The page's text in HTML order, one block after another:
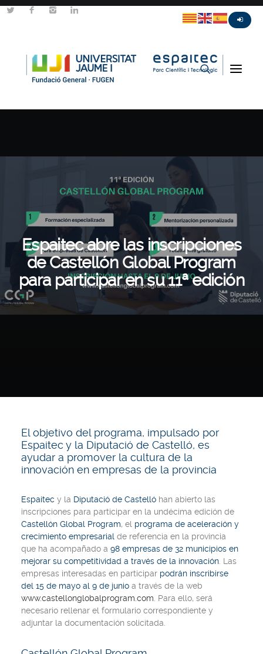
Espaitec abre las inscripciones
de Castellón Global Program
para participar en su 11ª edición
El objetivo del programa, impulsado por
Espaitec y la Diputació de Castelló, es
ayudar a promover la cultura de la
innovación en empresas de la provincia
Espaitec y la Diputació de Castelló han abierto las
inscripciones para participar en la undécima edición de
Castellón Global Program, el programa de aceleración y
crecimiento empresarial de referencia en la provincia
que ha acompañado a 98 empresas de 32 municipios en
mejorar su competitividad a través de la innovación . Las
empresas interesadas en participar podrán inscribirse
del 15 de mayo al 9 de junio a través de la web
www.castellonglobalprogram.com . Para ello, será
necesario rellenar el formulario correspondiente y
adjuntar la documentación solicitada.